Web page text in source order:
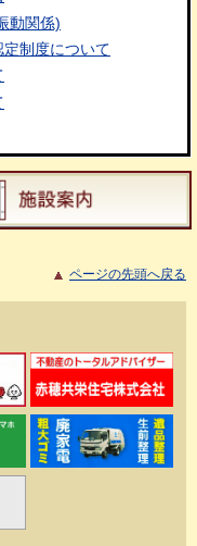
動関係)
制度について
ページの先頭へ戻る